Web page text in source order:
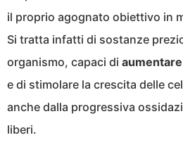
il proprio agognato obiettivo in
Si tratta infatti di sostanze
organismo, capaci di
e di stimolare la crescita delle
anche dalla progressiva
liberi.